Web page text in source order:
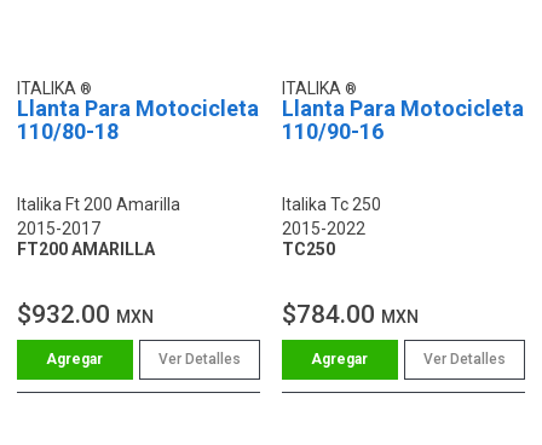
ITALIKA
Llanta Para Motocicleta
110/80-18
Italika Ft 200 Amarilla
2015-2017
FT200 AMARILLA
$932.00 MXN
Ver Detalles
ITALIKA
Llanta Para Motocicleta
110/90-16
Italika Tc 250
2015-2022
TC250
$784.00 MXN
Ver Detalles